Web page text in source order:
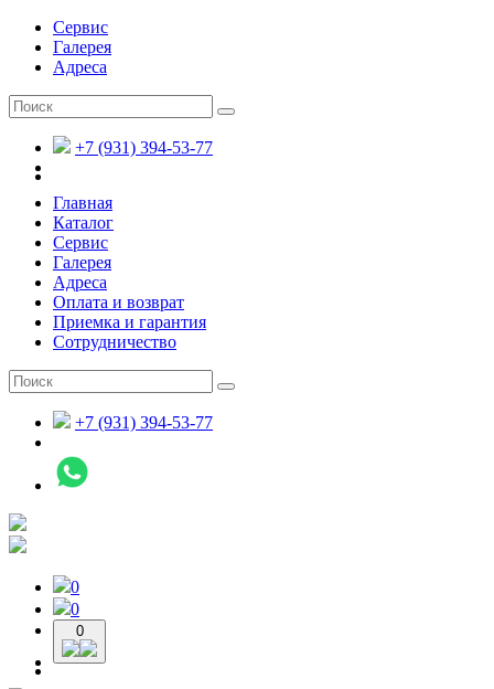
Сервис
Галерея
Адреса
+7 (931) 394-53-77
Главная
Каталог
Сервис
Галерея
Адреса
Оплата и возврат
Приемка и гарантия
Сотрудничество
+7 (931) 394-53-77
0
0
0